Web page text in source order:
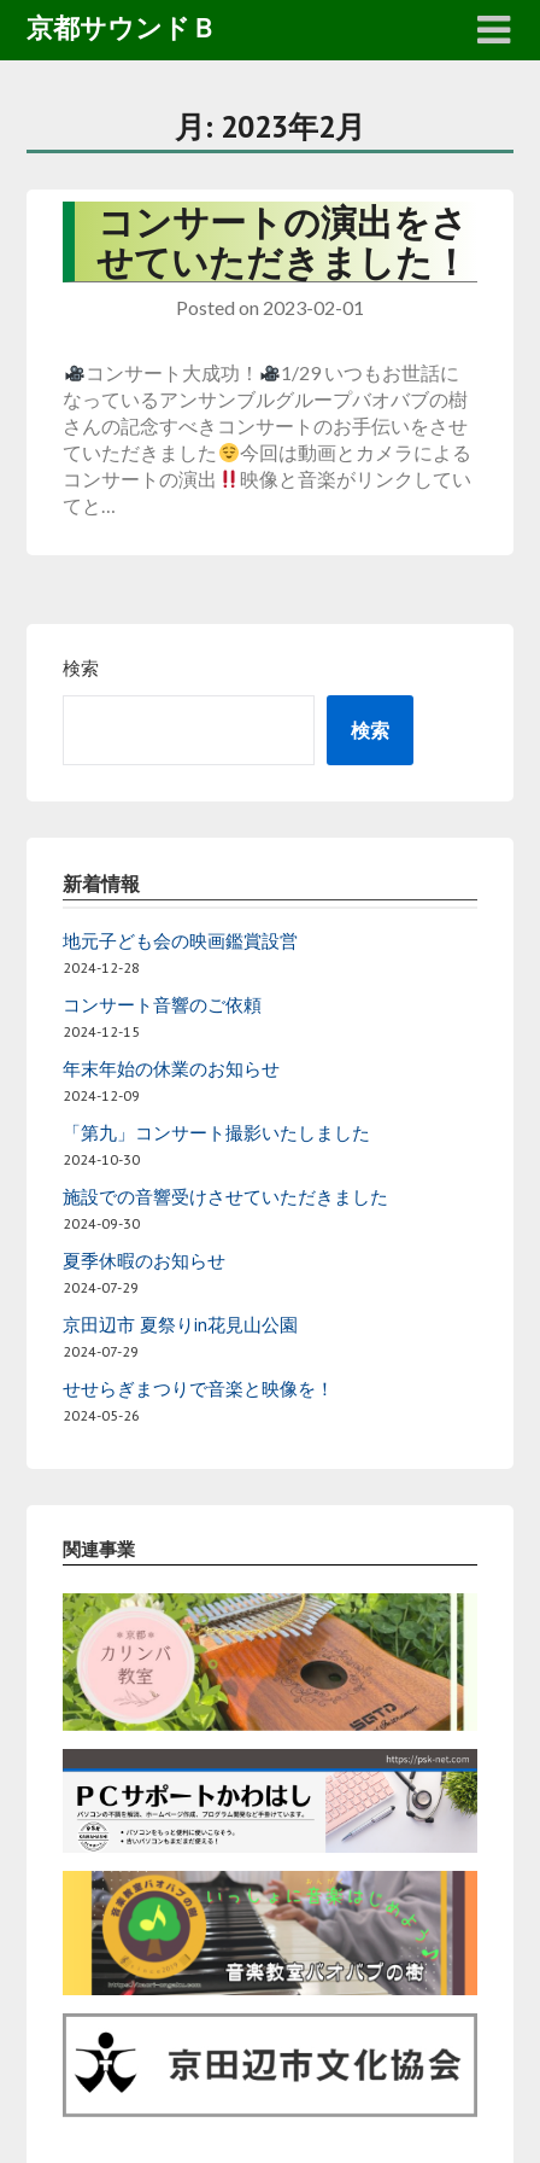
京都サウンドＢ
月: 2023年2月
コンサートの演出をさ
せていただきました！
Posted on 2023-02-01
コンサート大成功！
1/29 いつもお世話に
なっているアンサンブルグループバオバブの樹
さんの記念すべきコンサートのお手伝いをさせ
ていただきました
今回は動画とカメラによる
コンサートの演出
映像と音楽がリンクしてい
てと…
検索
検索
新着情報
地元子ども会の映画鑑賞設営
2024-12-28
コンサート音響のご依頼
2024-12-15
年末年始の休業のお知らせ
2024-12-09
「第九」コンサート撮影いたしました
2024-10-30
施設での音響受けさせていただきました
2024-09-30
夏季休暇のお知らせ
2024-07-29
京田辺市 夏祭りin花見山公園
2024-07-29
せせらぎまつりで音楽と映像を！
2024-05-26
関連事業